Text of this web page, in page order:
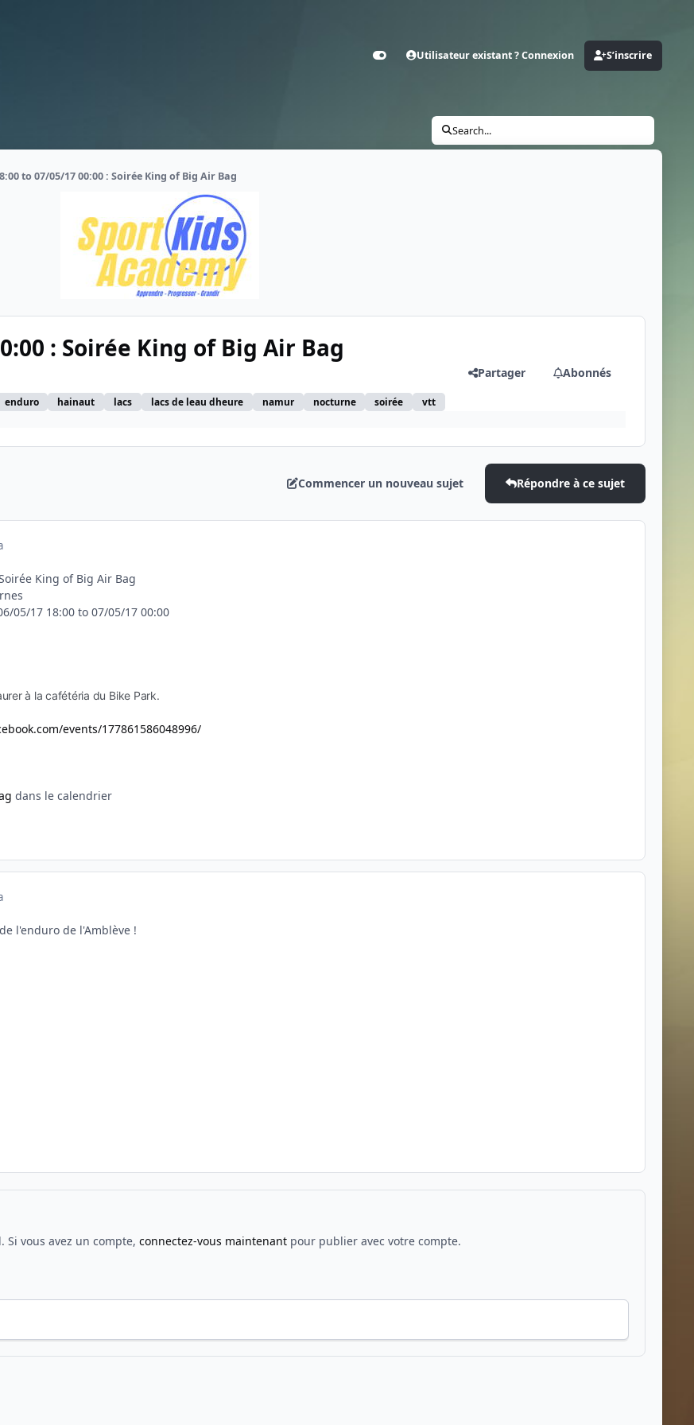
CustomizerUtilisateur existant ? Connexion S’inscrire
Search...
to 07/05/17 00:00 : Soirée King of Big Air Bag
: Soirée King of Big Air Bag
enduro hainaut lacs lacs de leau dheure namur nocturne soirée vtt
Partager Abonnés
Commencer un nouveau sujet Répondre à ce sujet
King of Big Air Bag
05/17 18:00 to 07/05/17 00:00
à la cafétéria du Bike Park.
events/177861586048996/
dans le calendrier
l'enduro de l'Amblève !
vous avez un compte, connectez-vous maintenantpour publier avec votre compte.